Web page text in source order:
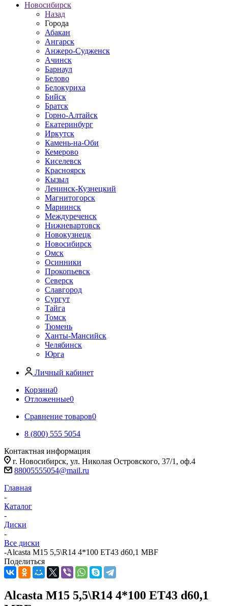
Новосибирск
Назад
Города
Абакан
Ангарск
Анжеро-Судженск
Ачинск
Барнаул
Белово
Белокуриха
Бийск
Братск
Горно-Алтайск
Екатеринбург
Иркутск
Камень-на-Оби
Кемерово
Киселевск
Красноярск
Кызыл
Ленинск-Кузнецкий
Магнитогорск
Мариинск
Междуреченск
Нижневартовск
Новокузнецк
Новосибирск
Омск
Осинники
Прокопьевск
Северск
Славгород
Сургут
Тайга
Томск
Тюмень
Ханты-Мансийск
Челябинск
Юрга
Личный кабинет
Корзина0
Отложенные0
Сравнение товаров0
8 (800) 555 5054
Контактная информация
г. Новосибирск, ул. Николая Островского, 37/1, оф.4
88005555054@mail.ru
Главная
-
Каталог
-
Диски
-
Все диски
-Alcasta M15 5,5\R14 4*100 ET43 d60,1 MBF
Поделиться
Alcasta M15 5,5\R14 4*100 ET43 d60,1